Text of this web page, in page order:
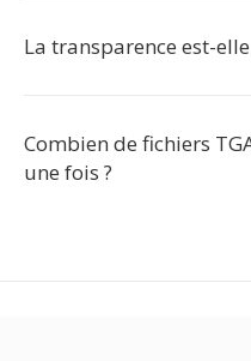
La transparence est-elle
Combien de fichiers
une fois ?